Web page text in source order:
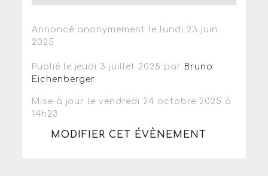
Annoncé anonymement le lundi 23 juin
2025
Publié le jeudi 3 juillet 2025 par Bruno
Eichenberger
Mise à jour le vendredi 24 octobre 2025 à
14h23
MODIFIER CET ÉVÈNEMENT